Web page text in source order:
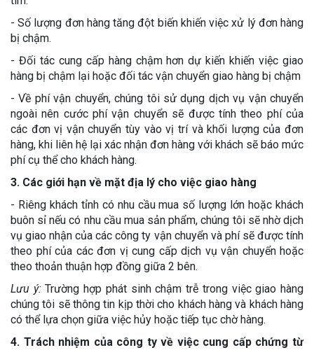
- Số lượng đơn hàng tăng đột biến khiến việc xử lý đơn hàng
bị chậm.
- Đối tác cung cấp hàng chậm hơn dự kiến khiến việc giao
hàng bị chậm lại hoặc đối tác vận chuyển giao hàng bị chậm
- Về phí vận chuyển, chúng tôi sử dụng dịch vụ vận chuyển
ngoài nên cước phí vận chuyển sẽ được tính theo phí của
các đơn vị vận chuyển tùy vào vị trí và khối lượng của đơn
hàng, khi liên hệ lại xác nhận đơn hàng với khách sẽ báo mức
phí cụ thể cho khách hàng.
3. Các giới hạn về mặt địa lý cho việc giao hàng
- Riêng khách tỉnh có nhu cầu mua số lượng lớn hoặc khách
buôn sỉ nếu có nhu cầu mua sản phẩm, chúng tôi sẽ nhờ dịch
vụ giao nhận của các công ty vận chuyển và phí sẽ được tính
theo phí của các đơn vị cung cấp dịch vụ vận chuyển hoặc
theo thoản thuận hợp đồng giữa 2 bên.
Lưu ý:Trường hợp phát sinh chậm trễ trong việc giao hàng
chúng tôi sẽ thông tin kịp thời cho khách hàng và khách hàng
có thể lựa chọn giữa việc hủy hoặc tiếp tục chờ hàng.
4. Trách nhiệm của công ty về việc cung cấp chứng từ